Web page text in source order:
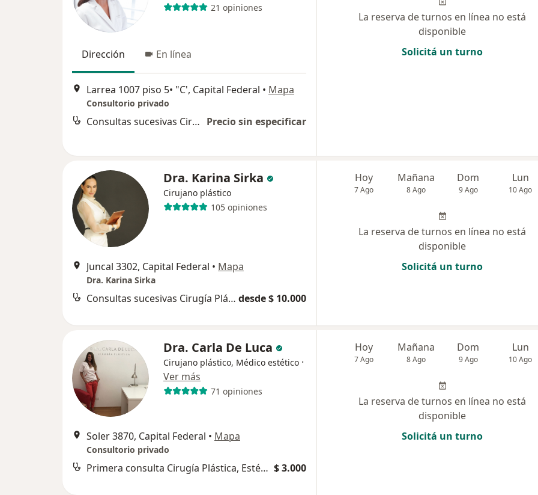
21 opiniones
Dirección En línea
Larrea 1007 piso 5• "C', Capital Federal • Mapa
Consultorio privado
Consultas sucesivas Cirugía Plástica, Estética y Reparadora Precio sin especificar
La reserva de turnos en línea no está
disponible
Solicitá un turno
Dra. Karina Sirka
Cirujano plástico
105 opiniones
Juncal 3302, Capital Federal • Mapa
Dra. Karina Sirka
Consultas sucesivas Cirugía Plástica, Estética y Reparadora desde $ 10.000
Hoy
7 Ago
Mañana
8 Ago
Dom
9 Ago
Lun
10 Ago
La reserva de turnos en línea no está
disponible
Solicitá un turno
Dra. Carla De Luca
Cirujano plástico, Médico estético ·
Ver más
71 opiniones
Soler 3870, Capital Federal • Mapa
Consultorio privado
Primera consulta Cirugía Plástica, Estética y Reparadora $ 3.000
Hoy
7 Ago
Mañana
8 Ago
Dom
9 Ago
Lun
10 Ago
La reserva de turnos en línea no está
disponible
Solicitá un turno